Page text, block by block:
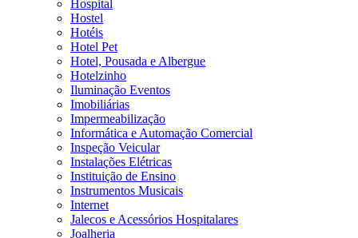
Hospital
Hostel
Hotéis
Hotel Pet
Hotel, Pousada e Albergue
Hotelzinho
Iluminação Eventos
Imobiliárias
Impermeabilização
Informática e Automação Comercial
Inspeção Veicular
Instalações Elétricas
Instituição de Ensino
Instrumentos Musicais
Internet
Jalecos e Acessórios Hospitalares
Joalheria